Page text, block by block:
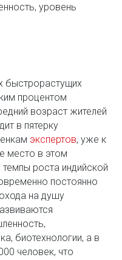
уровень
быстрорастущих
процентом
возраст жителей
в пятерку
экспертов, уже к
место в этом
роста индийской
постоянно
на душу
биотехнологии, а в
человек, что